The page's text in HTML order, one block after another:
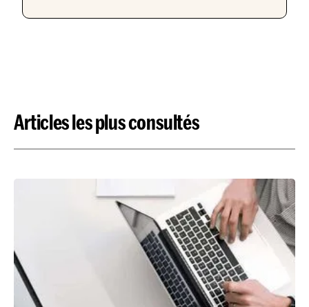
Articles les plus consultés